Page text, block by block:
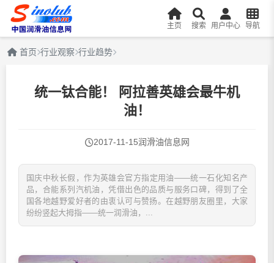
主页 搜索 用户中心 导航
首页 行业观察 行业趋势
统一钛合能！ 阿拉善英雄会最牛机
油！
2017-11-15润滑油信息网
国庆中秋长假，作为英雄会官方指定用油——统一石化知名产
品，合能系列汽机油，凭借出色的品质与服务口碑，得到了全
国各地越野爱好者的由衷认可与赞扬。在越野朋友圈里，大家
纷纷竖起大拇指——统一润滑油，...